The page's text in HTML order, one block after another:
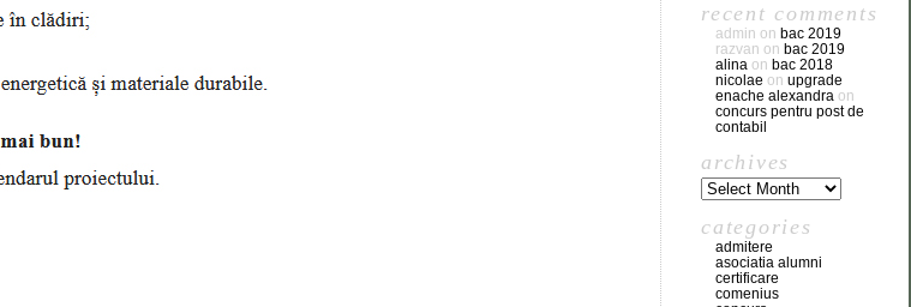
recent comments
admin on bac 2019
razvan on bac 2019
alina on bac 2018
nicolae on upgrade
enache alexandra on
concurs pentru post de
contabil
archives
categories
admitere
asociatia alumni
certificare
comenius